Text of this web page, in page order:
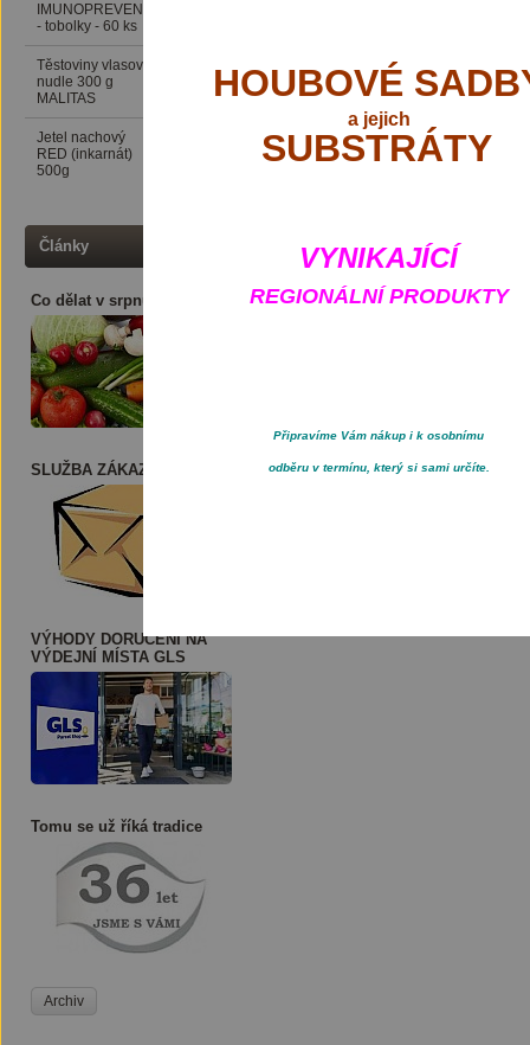
HOUBOVÉ
a jejich
SUBSTRÁTY
VYNIKAJÍCÍ
REGIONÁLNÍ PRODUKTY
Připravíme Vám nákup i k osobnímu
odběru v termínu, který si sami určíte.
uniformitou, má vysoký
svou velikost poskytuje
IMUNOPREVENCE
- tobolky - 60 ks
Těstoviny vlasové
nudle 300 g
MALITAS
Jetel nachový
RED (inkarnát)
500g
Články
Co dělat v srpnu ?
SLUŽBA ZÁKAZNÍKOVI
VÝHODY DORUČENÍ NA
VÝDEJNÍ MÍSTA GLS
Tomu se už říká tradice
Archiv